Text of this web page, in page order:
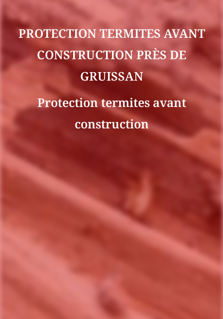
PROTECTION TERMITES AVANT
CONSTRUCTION PRÈS DE
GRUISSAN
Protection termites avant
construction